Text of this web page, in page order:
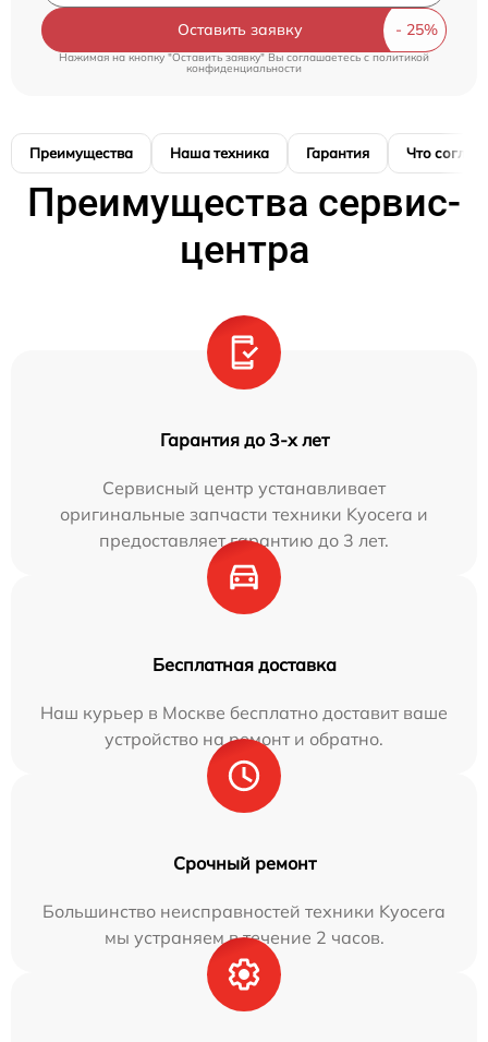
Оставить заявку
Нажимая на кнопку "Оставить заявку" Вы соглашаетесь c политикой
конфиденциальности
Преимущества Наша техника Гарантия Что
Преимущества сервис-
центра
Гарантия до 3-х лет
Сервисный центр устанавливает
оригинальные запчасти техники Kyocera и
предоставляет гарантию до 3 лет.
Бесплатная доставка
Наш курьер в Москве бесплатно доставит ваше
устройство на ремонт и обратно.
Срочный ремонт
Большинство неисправностей техники Kyocera
мы устраняем в течение 2 часов.